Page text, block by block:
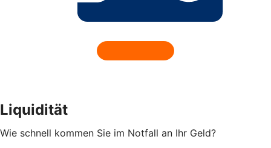
Liquidität
Wie schnell kommen Sie im Notfall an Ihr Geld?